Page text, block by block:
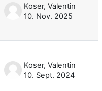
Koser, Valentin
10. Nov. 2025
Koser, Valentin
10. Sept. 2024